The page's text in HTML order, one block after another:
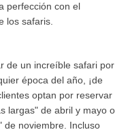
perfección con el
los safaris.
de un increíble safari por
época del año, ¡de
optan por reservar
largas" de abril y mayo o
de noviembre. Incluso